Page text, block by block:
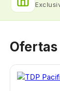
Ofertas